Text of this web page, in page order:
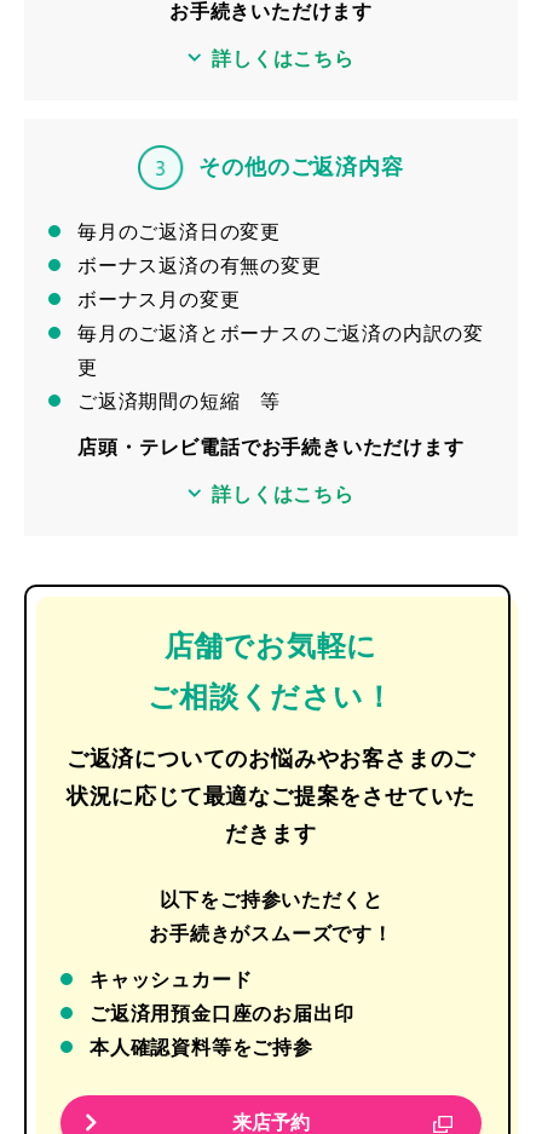
お手続きいただけます
詳しくはこちら
その他のご返済内容
毎月のご返済日の変更
ボーナス返済の有無の変更
ボーナス月の変更
毎月のご返済とボーナスのご返済の内訳の変
更
ご返済期間の短縮 等
店頭・テレビ電話でお手続きいただけます
詳しくはこちら
店舗でお気軽に
ご相談ください！
ご返済についてのお悩みやお客さまのご
状況に応じて最適なご提案をさせていた
だきます
以下をご持参いただくと
お手続きがスムーズです！
キャッシュカード
ご返済用預金口座のお届出印
本人確認資料等をご持参
来店予約